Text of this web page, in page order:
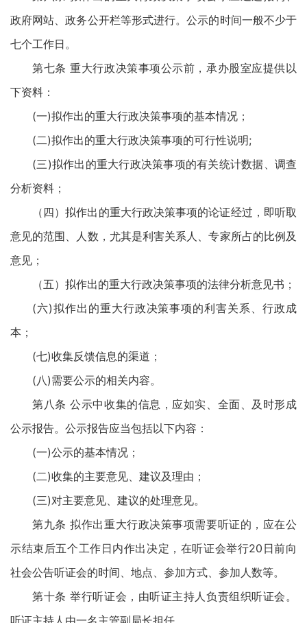
政府网站、政务公开栏等形式进行。公示的时间一般不少于
七个工作日。
第七条 重大行政决策事项公示前，承办股室应提供以
下资料：
(一)拟作出的重大行政决策事项的基本情况；
(二)拟作出的重大行政决策事项的可行性说明;
(三)拟作出的重大行政决策事项的有关统计数据、调查
分析资料；
（四）拟作出的重大行政决策事项的论证经过，即听取
意见的范围、人数，尤其是利害关系人、专家所占的比例及
意见；
（五）拟作出的重大行政决策事项的法律分析意见书；
(六)拟作出的重大行政决策事项的利害关系、行政成
本；
(七)收集反馈信息的渠道；
(八)需要公示的相关内容。
第八条 公示中收集的信息，应如实、全面、及时形成
公示报告。公示报告应当包括以下内容：
(一)公示的基本情况；
(二)收集的主要意见、建议及理由；
(三)对主要意见、建议的处理意见。
第九条 拟作出重大行政决策事项需要听证的，应在公
示结束后五个工作日内作出决定，在听证会举行20日前向
社会公告听证会的时间、地点、参加方式、参加人数等。
第十条 举行听证会，由听证主持人负责组织听证会。
听证主持人由一名主管副局长担任。